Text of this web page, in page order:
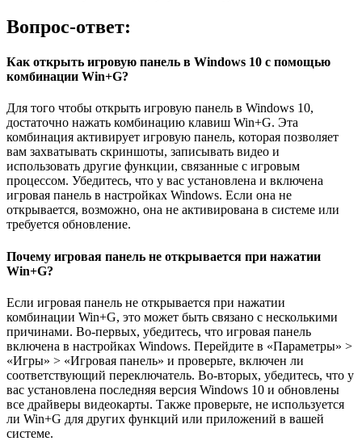
Вопрос-ответ:
Как открыть игровую панель в Windows 10 с помощью
комбинации Win+G?
Для того чтобы открыть игровую панель в Windows 10,
достаточно нажать комбинацию клавиш Win+G. Эта
комбинация активирует игровую панель, которая позволяет
вам захватывать скриншоты, записывать видео и
использовать другие функции, связанные с игровым
процессом. Убедитесь, что у вас установлена и включена
игровая панель в настройках Windows. Если она не
открывается, возможно, она не активирована в системе или
требуется обновление.
Почему игровая панель не открывается при нажатии
Win+G?
Если игровая панель не открывается при нажатии
комбинации Win+G, это может быть связано с несколькими
причинами. Во-первых, убедитесь, что игровая панель
включена в настройках Windows. Перейдите в «Параметры» >
«Игры» > «Игровая панель» и проверьте, включен ли
соответствующий переключатель. Во-вторых, убедитесь, что у
вас установлена последняя версия Windows 10 и обновлены
все драйверы видеокарты. Также проверьте, не используется
ли Win+G для других функций или приложений в вашей
системе.